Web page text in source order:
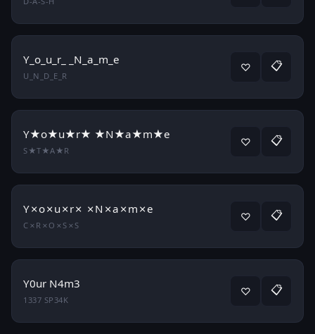
Y_o_u_r_ _N_a_m_e
U_N_D_E_R
♡ 📋
Y★o★u★r★ ★N★a★m★e
S★T★A★R
♡ 📋
Y✗o✗u✗r✗ ✗N✗a✗m✗e
C✗R✗O✗S✗S
♡ 📋
Y0ur N4m3
1337 SP34K
♡ 📋